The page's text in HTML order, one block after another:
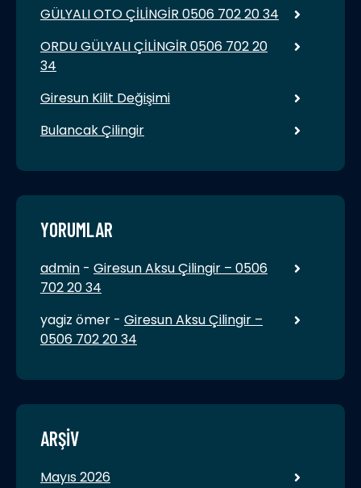
GÜLYALI OTO ÇİLİNGİR 0506 702 20 34
ORDU GÜLYALI ÇİLİNGİR 0506 702 20
34
Giresun Kilit Değişimi
Bulancak Çilingir
YORUMLAR
admin - Giresun Aksu Çilingir – 0506
702 20 34
yagiz ömer - Giresun Aksu Çilingir –
0506 702 20 34
ARŞIV
Mayıs 2026